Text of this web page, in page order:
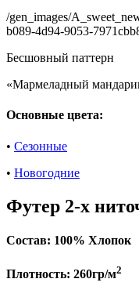
/gen_images/
b089-4d94-9053-
Бесшовный паттерн
«Мармеладный
Основные цвета:
• Сезонные
• Новогодние
Футер 2-х
Состав: 100% Хлопок
Плотность: 260гр/м2